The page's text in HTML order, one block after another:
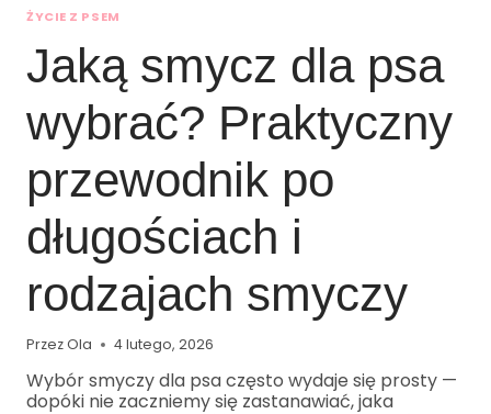
ŻYCIE Z PSEM
Jaką smycz dla psa
wybrać? Praktyczny
przewodnik po
długościach i
rodzajach smyczy
PrzezOla 4 lutego, 2026
Wybór smyczy dla psa często wydaje się prosty —
dopóki nie zaczniemy się zastanawiać, jaka